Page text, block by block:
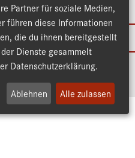
Jetzt bestellen
Partner für soziale Medien,
führen diese Informationen
die du ihnen bereitgestellt
Dienste gesammelt
Datenschutzerklärung.
Ablehnen Alle zulassen